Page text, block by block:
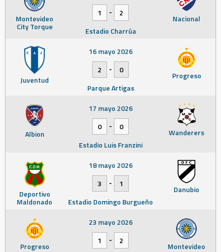
Montevideo
City Torque
Nacional
1
-
2
Estadio Charrúa
Juventud Progreso
16 mayo 2026
2
-
0
Parque Artigas
Albion Wanderers
17 mayo 2026
0
-
0
Estadio Luis Franzini
Deportivo
Maldonado
Danubio
18 mayo 2026
3
-
1
Estadio Domingo Burgueño
Progreso Montevideo
23 mayo 2026
1
- 2